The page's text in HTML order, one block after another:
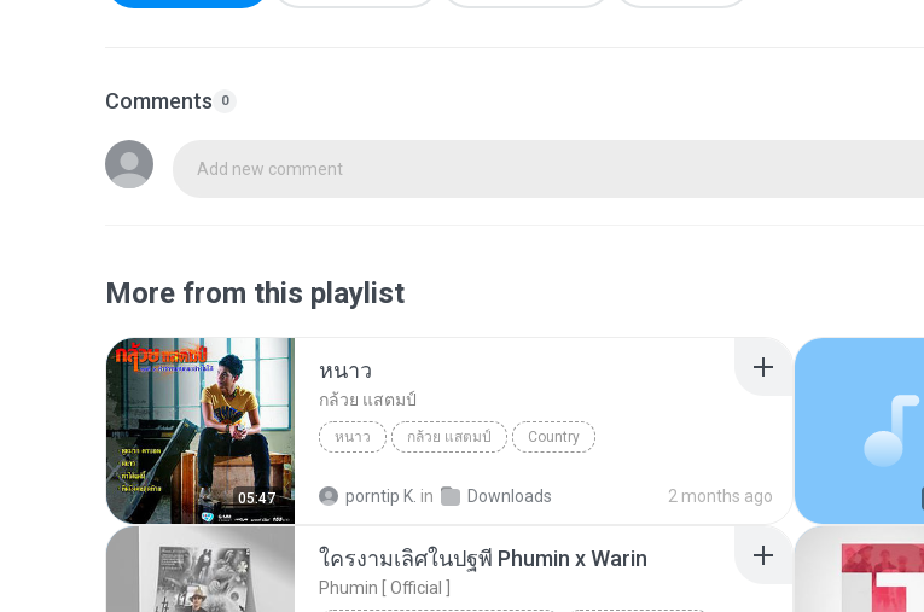
Comments 0
Add new comment
More from this playlist
05:47
หนาว
กล้วย แสตมป์
หนาว กล้วย แสตมป์ Country
porntip K. in Downloads 2 months ago
ใครงามเลิศในปฐพี Phumin x Warin
Phumin [ Official ]